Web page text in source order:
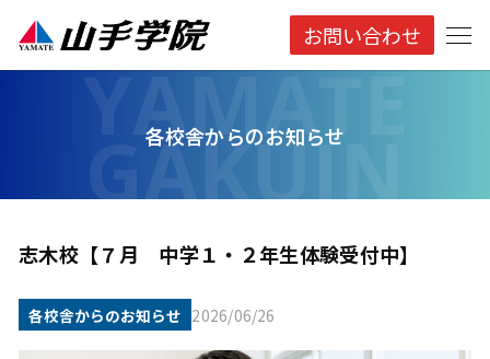
お問い合わせ
各校舎からのお知らせ
志木校【７月 中学１・２年生体験受付中】
各校舎からのお知らせ 2026/06/26